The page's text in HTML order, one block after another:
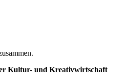
Kultur- und Kreativwirtschaft